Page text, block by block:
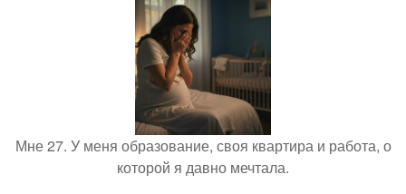
Мне 27. У меня образование, своя квартира и работа, о
которой я давно мечтала.